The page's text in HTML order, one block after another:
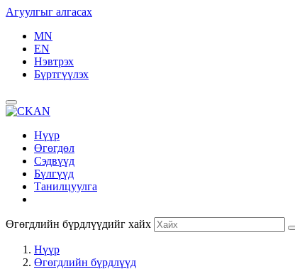
Агуулгыг алгасах
MN
EN
Нэвтрэх
Бүртгүүлэх
Нүүр
Өгөгдөл
Сэдвүүд
Бүлгүүд
Танилцуулга
Өгөгдлийн бүрдлүүдийг хайх
Нүүр
Өгөгдлийн бүрдлүүд